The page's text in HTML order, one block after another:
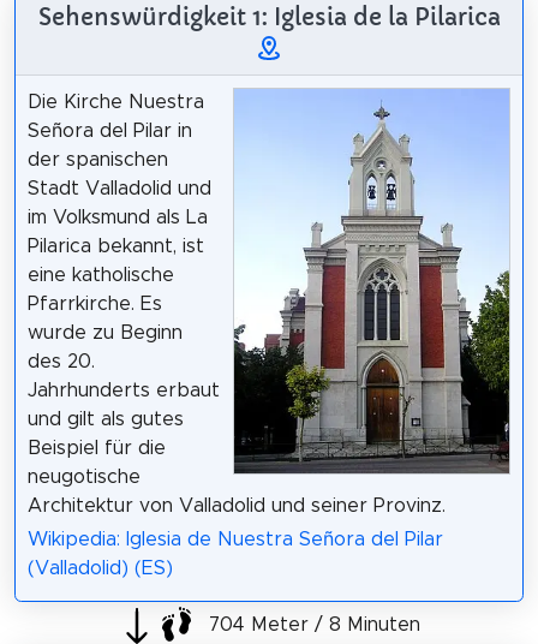
Sehenswürdigkeit 1: Iglesia de la Pilarica
Die Kirche Nuestra
Señora del Pilar in
der spanischen
Stadt Valladolid und
im Volksmund als La
Pilarica bekannt, ist
eine katholische
Pfarrkirche. Es
wurde zu Beginn
des 20.
Jahrhunderts erbaut
und gilt als gutes
Beispiel für die
neugotische
Architektur von Valladolid und seiner Provinz.
Wikipedia: Iglesia de Nuestra Señora del Pilar
(Valladolid) (ES)
704 Meter / 8 Minuten